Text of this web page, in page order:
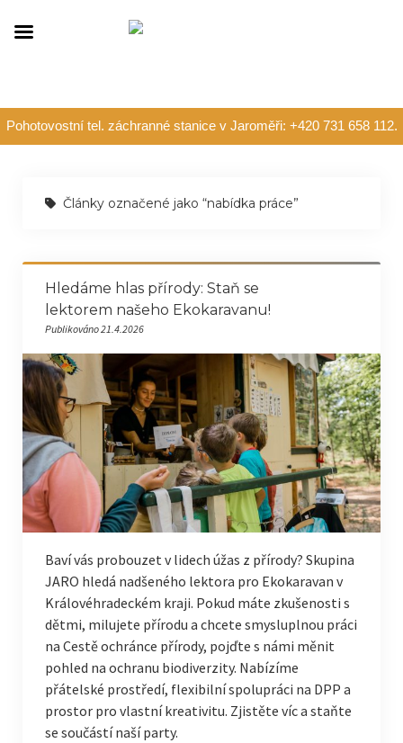
Pohotovostní tel. záchranné stanice v Jaroměři: +420 731 658 112.
Články označené jako “nabídka práce”
Hledáme hlas přírody: Staň se
lektorem našeho Ekokaravanu!
Publikováno 21.4.2026
Baví vás probouzet v lidech úžas z přírody? Skupina
JARO hledá nadšeného lektora pro Ekokaravan v
Královéhradeckém kraji. Pokud máte zkušenosti s
dětmi, milujete přírodu a chcete smysluplnou práci
na Cestě ochránce přírody, pojďte s námi měnit
pohled na ochranu biodiverzity. Nabízíme
přátelské prostředí, flexibilní spolupráci na DPP a
prostor pro vlastní kreativitu. Zjistěte víc a staňte
se součástí naší party.